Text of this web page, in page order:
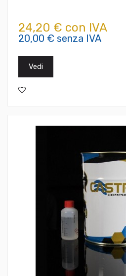
24,20 € con IVA
20,00 € senza IVA
Vedi